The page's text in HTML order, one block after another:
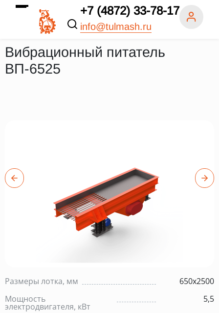
+7 (4872) 33-78-17
info@tulmash.ru
Вибрационный питатель
ВП-6525
Размеры лотка, мм
650х2500
Мощность
электродвигателя, кВт
5,5